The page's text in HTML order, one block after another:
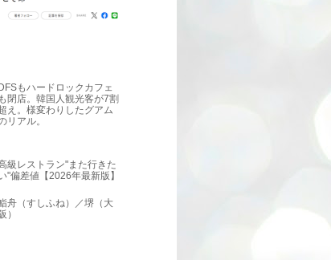
もハードロックカフェ
も閉店。韓国人観光客が7割
え。様変わりしたグアム
リアル。
級レストラン"また行きた
"偏差値【2026年最新版】
舟（すしふね）／堺（大
）